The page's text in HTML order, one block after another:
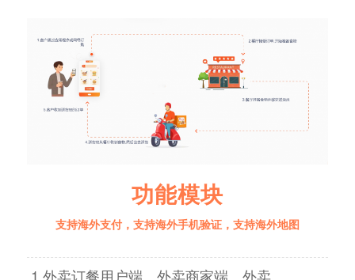
功能模块
支持海外支付，支持海外手机验证，支持海外地图
1.外卖订餐用户端、外卖商家端、外卖